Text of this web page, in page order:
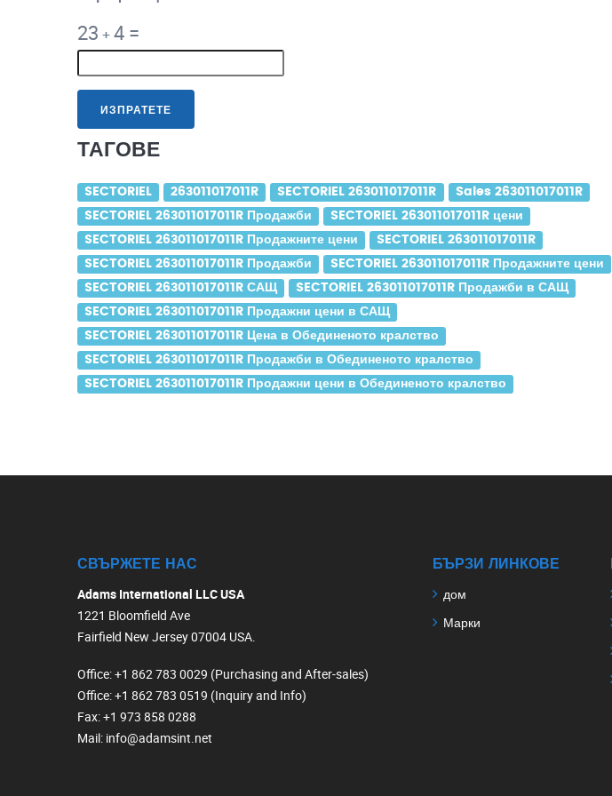
23 +4 =
ИЗПРАТЕТЕ
ТАГОВЕ
SECTORIEL 263011017011R SECTORIEL 263011017011R
Sales 263011017011R
SECTORIEL 263011017011R Продажби
SECTORIEL 263011017011R цени
SECTORIEL 263011017011R Продажните цени
SECTORIEL 263011017011R
SECTORIEL 263011017011R Продажби
SECTORIEL 263011017011R Продажните цени
SECTORIEL 263011017011R САЩ
SECTORIEL 263011017011R Продажби в САЩ
SECTORIEL 263011017011R Продажни цени в САЩ
SECTORIEL 263011017011R Цена в Обединеното кралство
SECTORIEL 263011017011R Продажби в Обединеното кралство
SECTORIEL 263011017011R Продажни цени в Обединеното кралство
СВЪРЖЕТЕ НАС
Adams International LLC USA
1221 Bloomfield Ave
Fairfield New Jersey 07004 USA.
Office: +1 862 783 0029 (Purchasing and After-sales)
Office: +1 862 783 0519 (Inquiry and Info)
Fax: +1 973 858 0288
Mail: info@adamsint.net
БЪРЗИ ЛИНКОВЕ
дом
Марки